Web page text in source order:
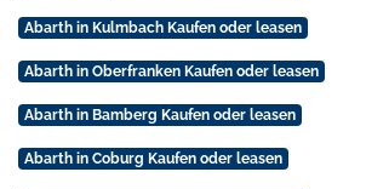
Abarth in Kulmbach Kaufen oder leasen
Abarth in Oberfranken Kaufen oder leasen
Abarth in Bamberg Kaufen oder leasen
Abarth in Coburg Kaufen oder leasen